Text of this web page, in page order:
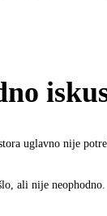
uglavno nije
ali nije neophodno.